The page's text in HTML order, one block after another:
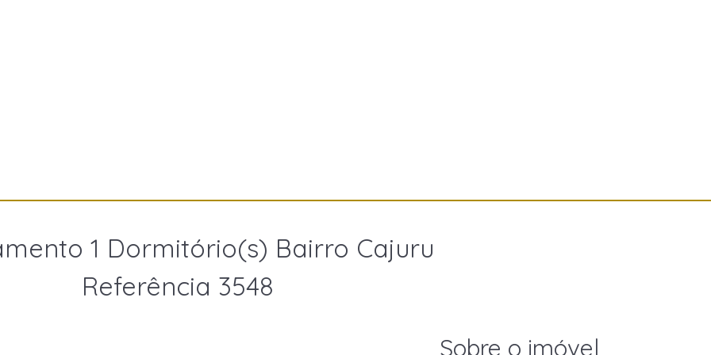
1 Dormitório(s) Bairro Cajuru
Referência 3548
Sobre o imóvel